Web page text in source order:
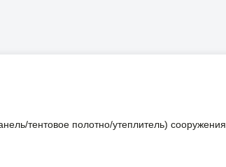
тентовое полотно/утеплитель) сооружения